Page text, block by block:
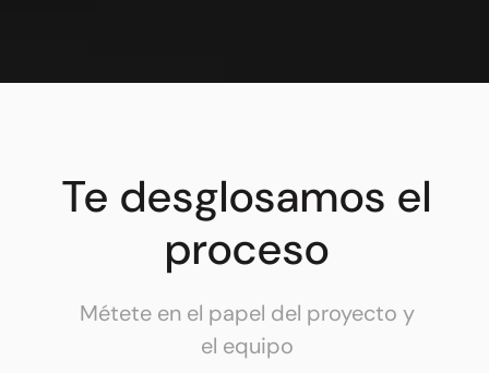
Te desglosamos el
proceso
Métete en el papel del proyecto y
el equipo